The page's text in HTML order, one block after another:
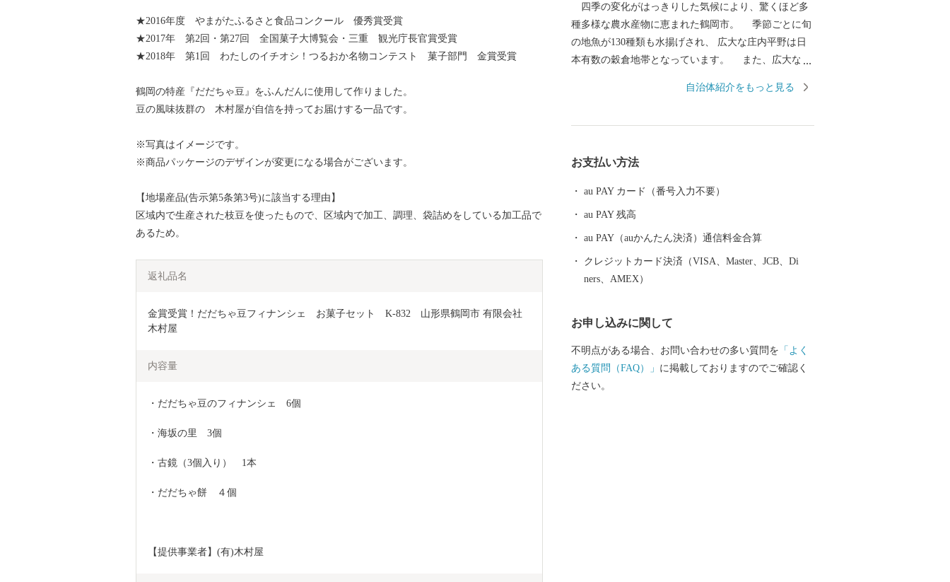
★2016年度 やまがたふるさと食品コンクール 優秀賞受賞
★2017年 第2回・第27回 全国菓子大博覧会・三重 観光庁長官賞受賞
★2018年 第1回 わたしのイチオシ！つるおか名物コンテスト 菓子部門 金賞受賞
鶴岡の特産『だだちゃ豆』をふんだんに使用して作りました。
豆の風味抜群の 木村屋が自信を持ってお届けする一品です。
※写真はイメージです。
※商品パッケージのデザインが変更になる場合がございます。
【地場産品(告示第5条第3号)に該当する理由】
区域内で生産された枝豆を使ったもので、区域内で加工、調理、袋詰めをしている加工品で
あるため。
返礼品名
金賞受賞！だだちゃ豆フィナンシェ　お菓子セット　K-832　山形県鶴岡市 有限会社
木村屋
内容量
・だだちゃ豆のフィナンシェ　6個
・海坂の里　3個
・古鏡（3個入り）　1本
・だだちゃ餅　４個
【提供事業者】(有)木村屋
四季の変化がはっきりした気候により、驚くほど多
種多様な農水産物に恵まれた鶴岡市。 季節ごとに旬
の地魚が130種類も水揚げされ、 広大な庄内平野は日
本有数の穀倉地帯となっています。 また、広大な土
た。 地域の伝統行事や特色あるまつりは、今もなお
各種お問合せ先について ----------------------------------
7時15分） 電話0235-25-2118（直通） FAX0235-24-90
71 E-mail：furusato@city.tsuruoka.yamagata.jp ●お礼の品
の内容や発送等に関する問い合わせ 株式会社チャンピ
自治体紹介をもっと見る
お支払い方法
au PAY カード（番号入力不要）
au PAY 残高
au PAY（auかんたん決済）通信料金合算
クレジットカード決済（VISA、Master、JCB、Di
ners、AMEX）
お申し込みに関して
不明点がある場合、お問い合わせの多い質問を 「よく
ある質問（FAQ）」 に掲載しておりますのでご確認く
ださい。